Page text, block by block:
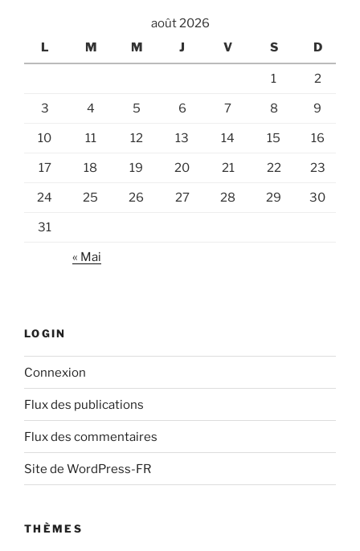
août 2026
L
M M J V S D
1 2
3 4 5 6 7 8 9
10 11 12 13 14 15 16
17 18 19 20 21 22 23
24 25 26 27 28 29 30
31
« Mai
LOGIN
Connexion
Flux des publications
Flux des commentaires
Site de WordPress-FR
THÈMES